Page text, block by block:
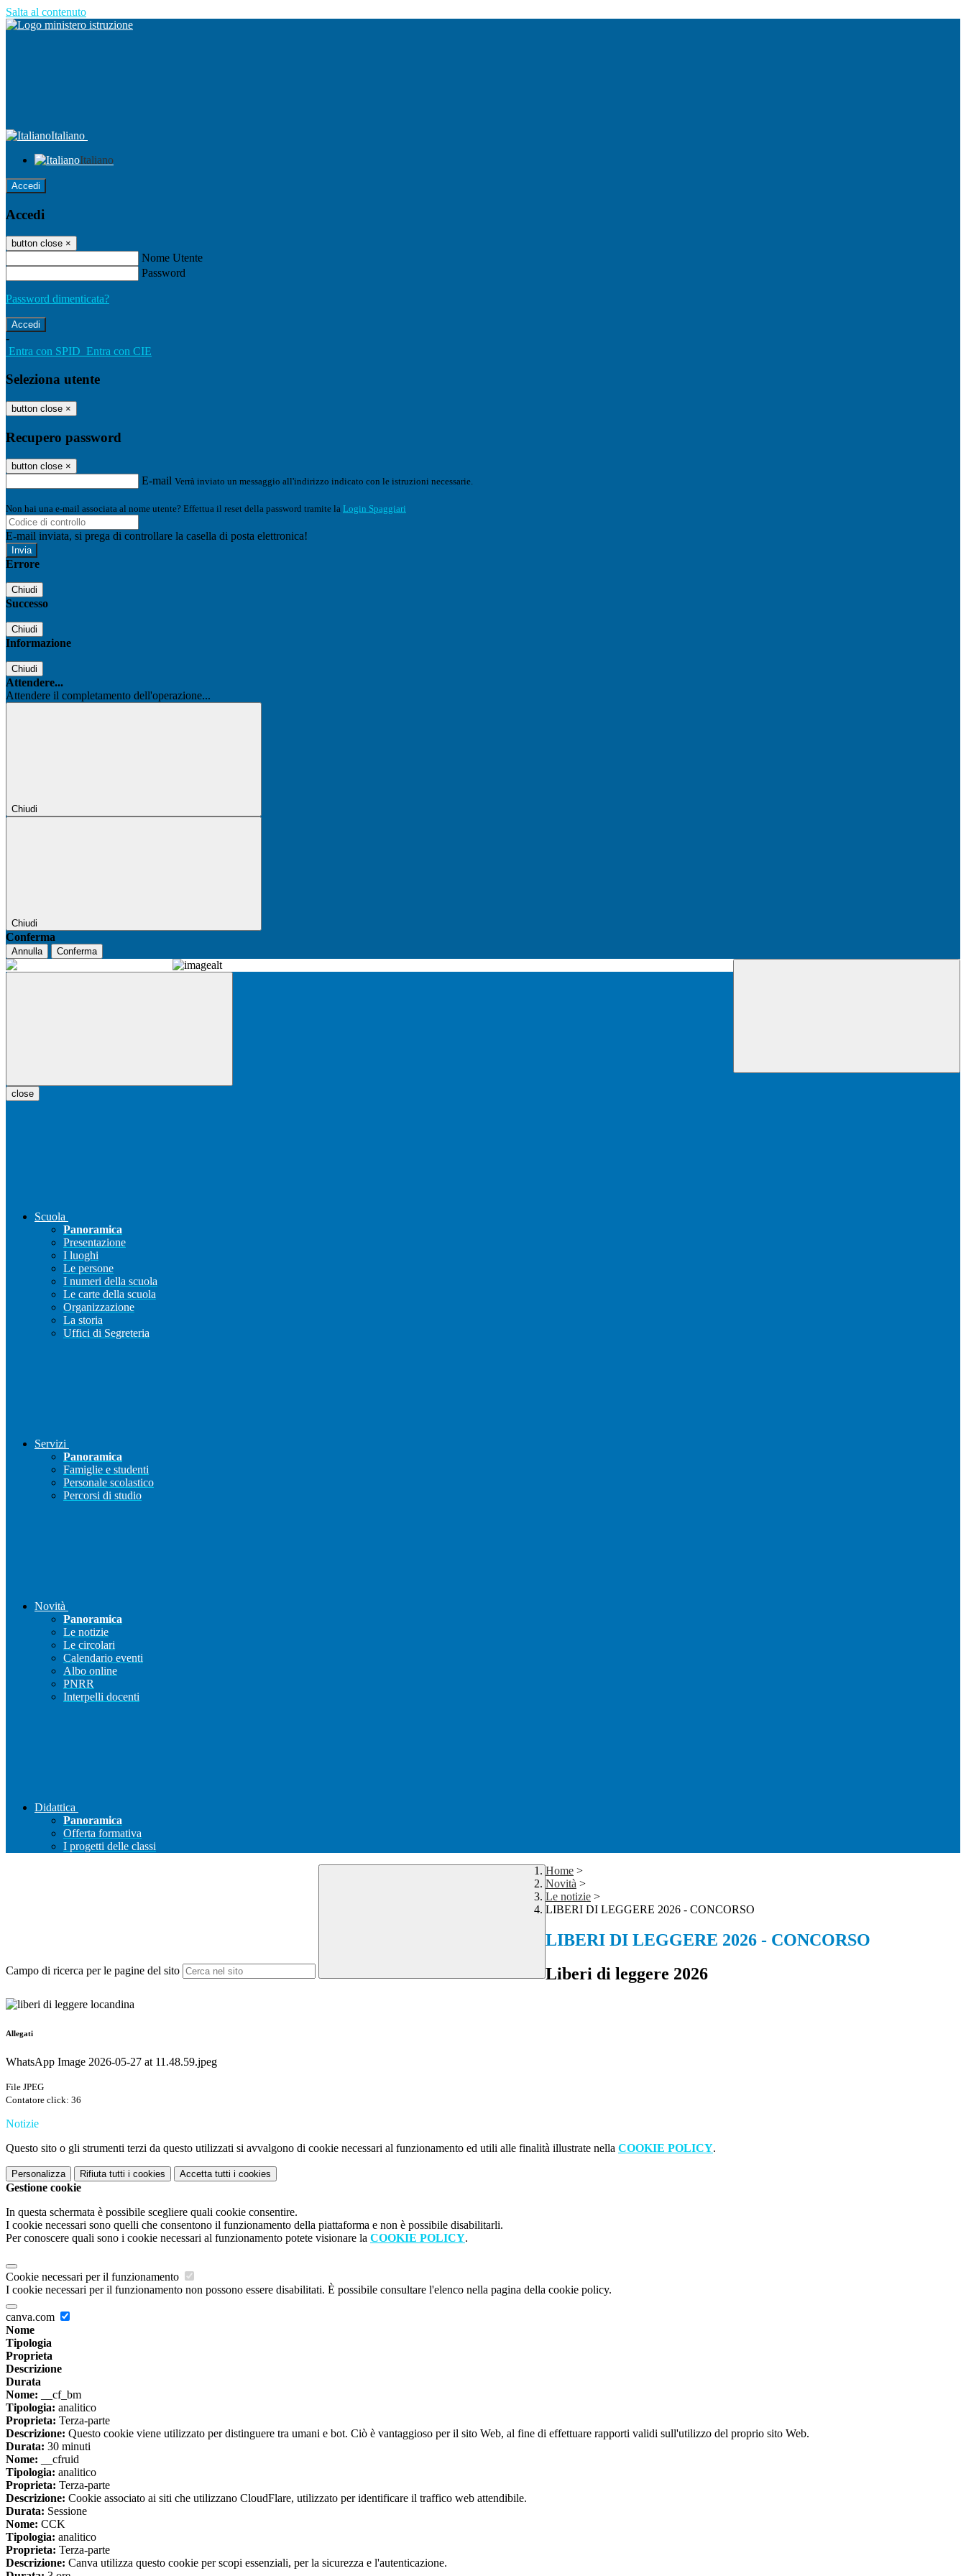
Salta al contenuto
Italiano
Italiano
Accedi
Accedi
button close ×
Nome Utente
Password
Password dimenticata?
-
Entra con SPID Entra con CIE
Seleziona utente
button close ×
Recupero password
button close ×
E-mail Verrà inviato un messaggio all'indirizzo indicato con le istruzioni necessarie.
Non hai una e-mail associata al nome utente? Effettua il reset della password tramite la Login Spaggiari
E-mail inviata, si prega di controllare la casella di posta elettronica!
Errore
Chiudi
Successo
Chiudi
Informazione
Chiudi
Attendere...
Attendere il completamento dell'operazione...
Chiudi
Chiudi
Conferma
Annulla Conferma
close
Scuola
Panoramica
Presentazione
I luoghi
Le persone
I numeri della scuola
Le carte della scuola
Organizzazione
La storia
Uffici di Segreteria
Servizi
Panoramica
Famiglie e studenti
Personale scolastico
Percorsi di studio
Novità
Panoramica
Le notizie
Le circolari
Calendario eventi
Albo online
PNRR
Interpelli docenti
Didattica
Panoramica
Offerta formativa
I progetti delle classi
Campo di ricerca per le pagine del sito
Home >
Novità >
Le notizie >
LIBERI DI LEGGERE 2026 - CONCORSO
LIBERI DI LEGGERE 2026 - CONCORSO
Liberi di leggere 2026
Allegati
WhatsApp Image 2026-05-27 at 11.48.59.jpeg
File JPEG
Contatore click: 36
Notizie
Questo sito o gli strumenti terzi da questo utilizzati si avvalgono di cookie necessari al funzionamento ed utili alle finalità illustrate nella COOKIE POLICY.
Personalizza Rifiuta tutti i cookies Accetta tutti i cookies
Gestione cookie
In questa schermata è possibile scegliere quali cookie consentire.
I cookie necessari sono quelli che consentono il funzionamento della piattaforma e non è possibile disabilitarli.
Per conoscere quali sono i cookie necessari al funzionamento potete visionare la COOKIE POLICY.
Cookie necessari per il funzionamento
I cookie necessari per il funzionamento non possono essere disabilitati. È possibile consultare l'elenco nella pagina della cookie policy.
canva.com
Nome
Tipologia
Proprieta
Descrizione
Durata
Nome: __cf_bm
Tipologia: analitico
Proprieta: Terza-parte
Descrizione: Questo cookie viene utilizzato per distinguere tra umani e bot. Ciò è vantaggioso per il sito Web, al fine di effettuare rapporti validi sull'utilizzo del proprio sito Web.
Durata: 30 minuti
Nome: __cfruid
Tipologia: analitico
Proprieta: Terza-parte
Descrizione: Cookie associato ai siti che utilizzano CloudFlare, utilizzato per identificare il traffico web attendibile.
Durata: Sessione
Nome: CCK
Tipologia: analitico
Proprieta: Terza-parte
Descrizione: Canva utilizza questo cookie per scopi essenziali, per la sicurezza e l'autenticazione.